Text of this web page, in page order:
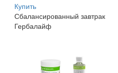
Купить
Сбалансированный завтрак
Гербалайф